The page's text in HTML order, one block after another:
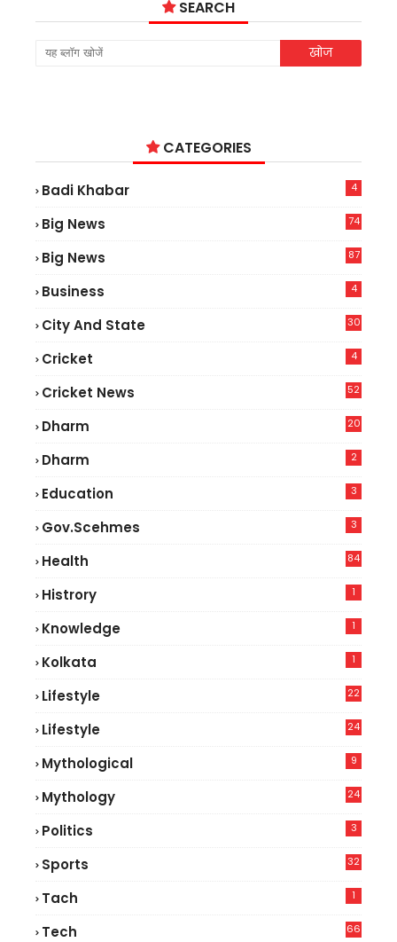
SEARCH
CATEGORIES
Badi Khabar 4
Big News
74
Big News
87
Business 4
City And State 30
Cricket 4
Cricket News
52
Dharm 20
Dharm 2
Education 3
Gov.scehmes 3
Health
84
Histrory 1
Knowledge 1
Kolkata 1
Lifestyle
22
Lifestyle
24
Mythological 9
Mythology 24
Politics 3
Sports 32
Tach 1
Tech
66